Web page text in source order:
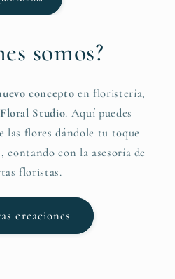
somos?
concepto en floristería,
Studio. Aquí puedes
las flores dándole tu toque
contando con la asesoría de
floristas.
creaciones